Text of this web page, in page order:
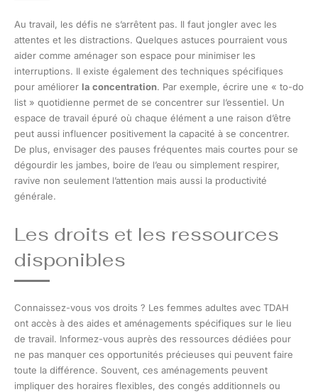
Au travail, les défis ne s’arrêtent pas. Il faut jongler avec les
attentes et les distractions. Quelques astuces pourraient vous
aider comme aménager son espace pour minimiser les
interruptions. Il existe également des techniques spécifiques
pour améliorer la concentration. Par exemple, écrire une « to-do
list » quotidienne permet de se concentrer sur l’essentiel. Un
espace de travail épuré où chaque élément a une raison d’être
peut aussi influencer positivement la capacité à se concentrer.
De plus, envisager des pauses fréquentes mais courtes pour se
dégourdir les jambes, boire de l’eau ou simplement respirer,
ravive non seulement l’attention mais aussi la productivité
générale.
Les droits et les ressources
disponibles
Connaissez-vous vos droits ? Les femmes adultes avec TDAH
ont accès à des aides et aménagements spécifiques sur le lieu
de travail. Informez-vous auprès des ressources dédiées pour
ne pas manquer ces opportunités précieuses qui peuvent faire
toute la différence. Souvent, ces aménagements peuvent
impliquer des horaires flexibles, des congés additionnels ou